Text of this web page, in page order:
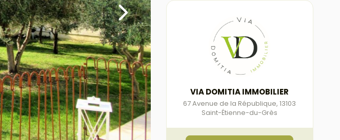
VIA DOMITIA IMMOBILIER
67 Avenue de la République,13103
Saint-Étienne-du-Grès